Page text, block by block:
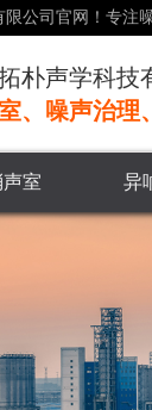
公司官网！ 专注
朴声学科技
、噪声治理
室 异